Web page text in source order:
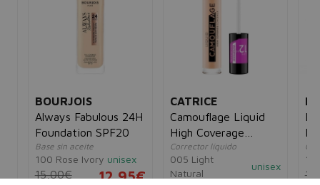
BOURJOIS
Always Fabulous 24H
Foundation SPF20
Base sin aceite
100 Rose Ivory unisex
15,00€ 12,95€
CATRICE
Camouflage Liquid
High Coverage
Concealer 5ml
Corrector líquido
005 Light
Natural
unisex